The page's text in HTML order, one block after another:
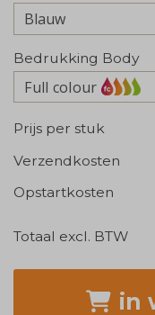
Bedrukking Body
Full colour
Prijs per stuk
Verzendkosten
Opstartkosten
Totaal excl. BTW
in